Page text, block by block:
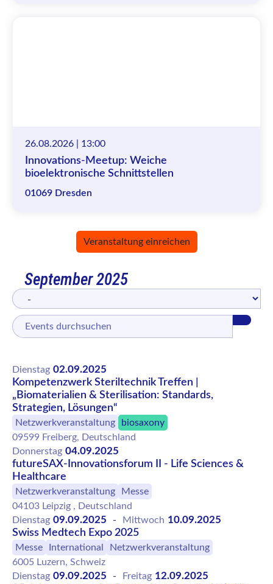
26.08.2026 | 13:00
Innovations-Meetup: Weiche
bioelektronische Schnittstellen
01069 Dresden
Veranstaltung einreichen
September 2025
Dienstag 02.09.2025
Kompetenzwerk Steriltechnik Treffen |
„Biomaterialien & Sterilisation: Standards,
Strategien, Lösungen“
Netzwerkveranstaltung
biosaxony
09599 Freiberg, Deutschland
Donnerstag 04.09.2025
futureSAX-Innovationsforum II - Life Sciences &
Healthcare
Netzwerkveranstaltung
Messe
04103 Leipzig , Deutschland
Dienstag 09.09.2025 - Mittwoch 10.09.2025
Swiss Medtech Expo 2025
Messe International
Netzwerkveranstaltung
6005 Luzern, Schweiz
Dienstag 09.09.2025 - Freitag 12.09.2025